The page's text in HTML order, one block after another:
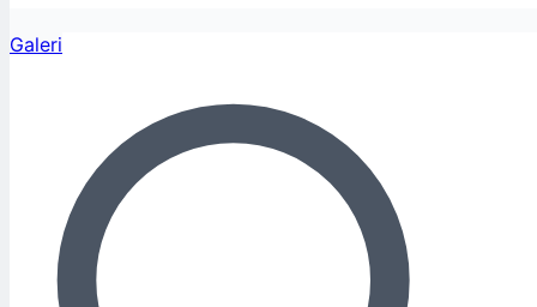
Galeri